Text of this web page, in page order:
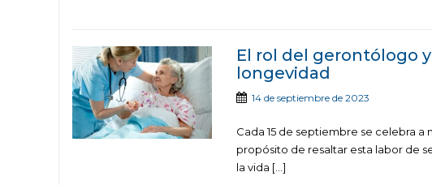
El rol del gerontólogo
longevidad
14 de septiembre de 2023
Cada 15 de septiembre se celebra
propósito de resaltar esta labor de
la vida […]